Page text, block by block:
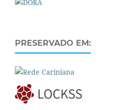
PRESERVADO EM: